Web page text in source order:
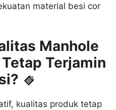
material besi cor
Manhole
Terjamin
kualitas produk tetap